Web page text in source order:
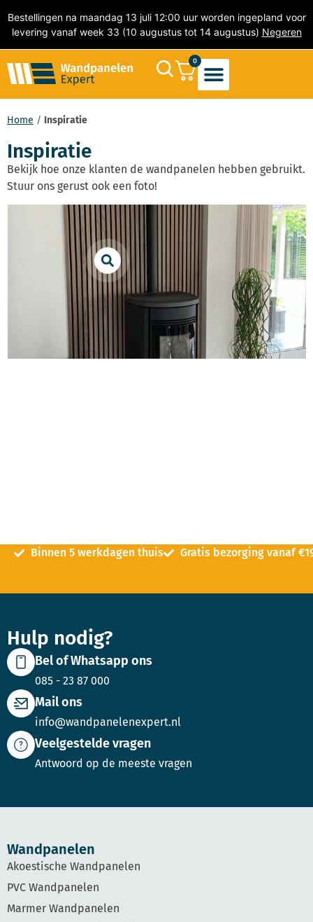
Bestellingen na maandag 13 juli 12:00 uur worden ingepland voor
levering vanaf week 33 (10 augustus tot 14 augustus) Negeren
0
Home / Inspiratie
Inspiratie
Bekijk hoe onze klanten de wandpanelen hebben gebruikt.
Stuur ons gerust ook een foto!
Binnen 5 werkdagen thuis Gratis bezorging vanaf
Hulp nodig?
Bel of Whatsapp ons
085 - 23 87 000
Mail ons
info@wandpanelenexpert.nl
Veelgestelde vragen
Antwoord op de meeste vragen
Wandpanelen
Akoestische Wandpanelen
PVC Wandpanelen
Marmer Wandpanelen